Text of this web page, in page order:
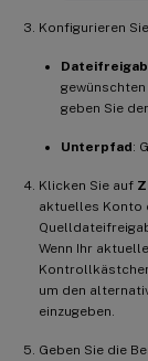
Konfigurieren
geben Sie
Unterpfad:
Klicken Sie auf
aktuelles Konto
Wenn Ihr
um den
einzugeben.
Geben Sie die